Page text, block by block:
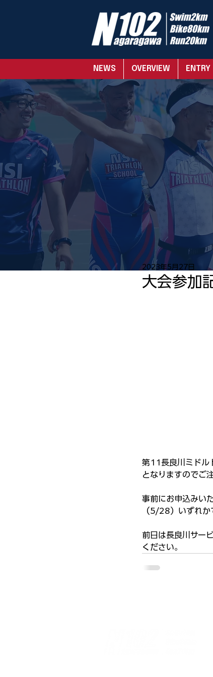
NEWS OVERVIEW ENTRY
大会参加
2023年5月27日
第11長良川ミドル
となりますのでご
事前にお申込みい
（5/28）いずれか
前日は長良川サー
ください。